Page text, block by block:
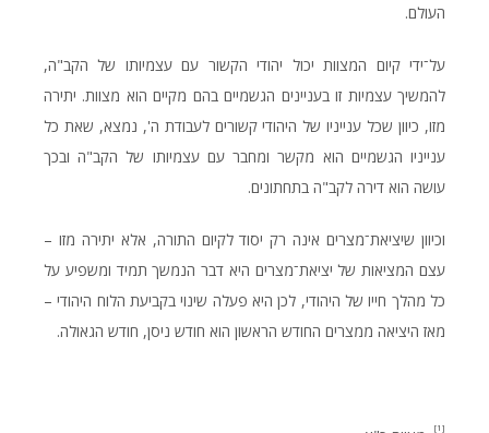
העולם.
על־ידי קיום המצוות יכול יהודי הקשור עם עצמיותו של הקב"ה,
להמשיך עצמיות זו בעניינים הגשמיים בהם מקיים הוא מצוות. יתירה
מזו, כיוון שכל ענייניו של היהודי קשורים לעבודת ה', נמצא, שאת כל
ענייניו הגשמיים הוא מקשר ומחבר עם עצמיותו של הקב"ה ובכך
עושה הוא דירה לקב"ה בתחתונים.
וכיוון שיציאת־מצרים אינה רק יסוד לקיום התורה, אלא יתירה מזו –
עצם המציאות של יציאת־מצרים היא דבר הנמשך תמיד ומשפיע על
כל מהלך חייו של היהודי, לכן היא פעלה שינוי בקביעת הלוח היהודי –
מאז היציאה ממצרים החודש הראשון הוא חודש ניסן, חודש הגאולה.
[1]